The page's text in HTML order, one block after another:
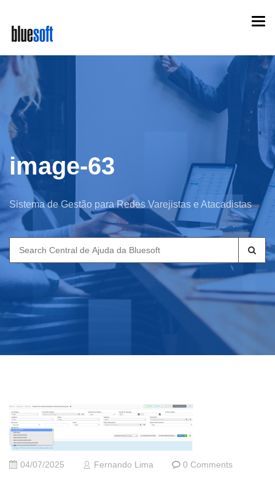
main
content
image-63
Sistema de Gestão para Redes Varejistas e Atacadistas
Search
for:
04/07/2025 Fernando Lima 0 Comments